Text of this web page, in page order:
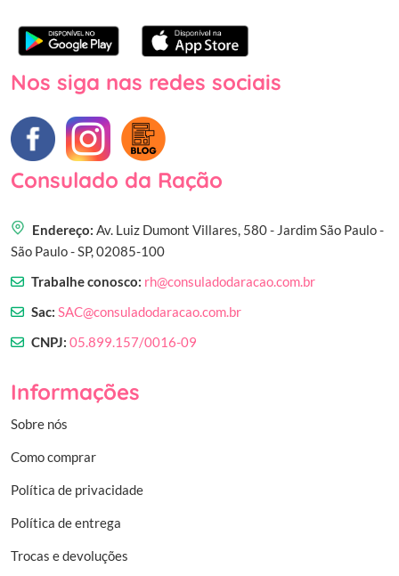
Nos siga nas redes sociais
Consulado da Ração
Endereço: Av. Luiz Dumont Villares, 580 - Jardim São Paulo -
São Paulo - SP, 02085-100
Trabalhe conosco: rh@consuladodaracao.com.br
Sac: SAC@consuladodaracao.com.br
CNPJ: 05.899.157/0016-09
Informações
Sobre nós
Como comprar
Política de privacidade
Política de entrega
Trocas e devoluções